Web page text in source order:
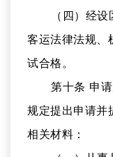
（四）经
客运法律法规、
试合格。
第十条 申
规定提出申请并
相关材料：